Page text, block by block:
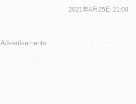
2021年4月25日 21:00
Advertisements